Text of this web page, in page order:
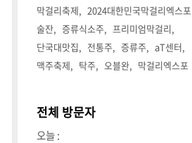
막걸리축제
2024대한민국막걸리엑스포
술잔
증류식소주
프리미엄막걸리
단국대맛집
전통주 증류주
aT센터
맥주축제
탁주 오블완 막걸리엑스포
전체 방문자
오늘 :